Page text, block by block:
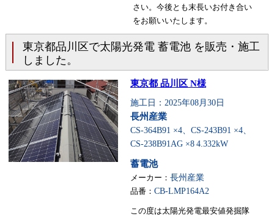
さい。今後とも末長いお付き合い
をお願いいたします。
東京都品川区で太陽光発電 蓄電池 を販売・施工
しました。
東京都 品川区 N様
施工日：2025年08月30日
長州産業
CS-364B91 ×4、CS-243B91 ×4、
CS-238B91AG ×8 4.332kW
蓄電池
メーカー： 長州産業
品番： CB-LMP164A2
この度は太陽光発電最安値発掘隊